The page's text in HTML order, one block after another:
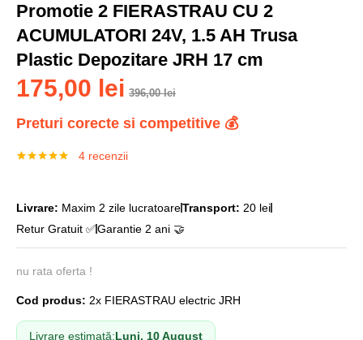
Promotie 2 FIERASTRAU CU 2
ACUMULATORI 24V, 1.5 AH Trusa
Plastic Depozitare JRH 17 cm
175,00 lei 396,00lei
Preturi corecte si competitive 💰
evaluări de
4 recenzii
Livrare: Maxim 2 zile lucratoareTransport: 20 lei
Retur Gratuit ✅Garantie 2 ani 🤝
nu rata oferta !
Cod produs: 2x FIERASTRAU electric JRH
Livrare estimată:Luni, 10 August